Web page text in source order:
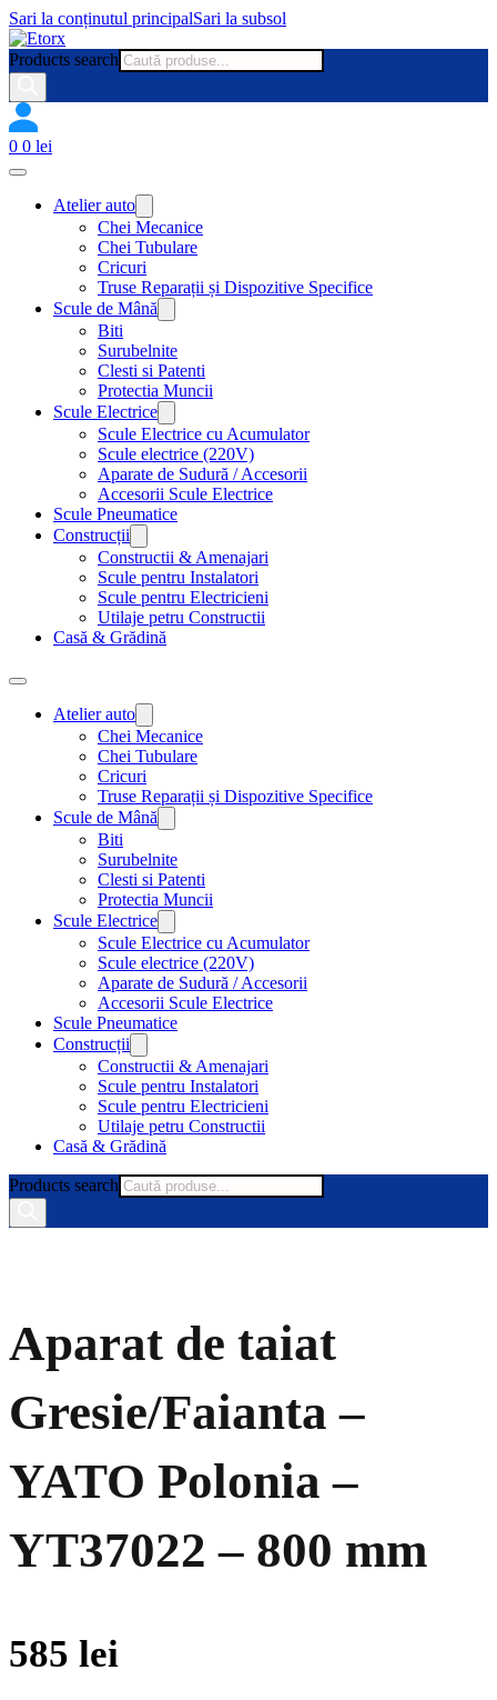
Sari la conținutul principalSari la subsol
Products search
0 0 lei
Atelier auto
Chei Mecanice
Chei Tubulare
Cricuri
Truse Reparații și Dispozitive Specifice
Scule de Mână
Biti
Surubelnite
Clesti si Patenti
Protectia Muncii
Scule Electrice
Scule Electrice cu Acumulator
Scule electrice (220V)
Aparate de Sudură / Accesorii
Accesorii Scule Electrice
Scule Pneumatice
Construcții
Constructii & Amenajari
Scule pentru Instalatori
Scule pentru Electricieni
Utilaje petru Constructii
Casă & Grădină
Atelier auto
Chei Mecanice
Chei Tubulare
Cricuri
Truse Reparații și Dispozitive Specifice
Scule de Mână
Biti
Surubelnite
Clesti si Patenti
Protectia Muncii
Scule Electrice
Scule Electrice cu Acumulator
Scule electrice (220V)
Aparate de Sudură / Accesorii
Accesorii Scule Electrice
Scule Pneumatice
Construcții
Constructii & Amenajari
Scule pentru Instalatori
Scule pentru Electricieni
Utilaje petru Constructii
Casă & Grădină
Products search
Aparat de taiat
Gresie/Faianta –
YATO Polonia –
YT37022 – 800 mm
585 lei